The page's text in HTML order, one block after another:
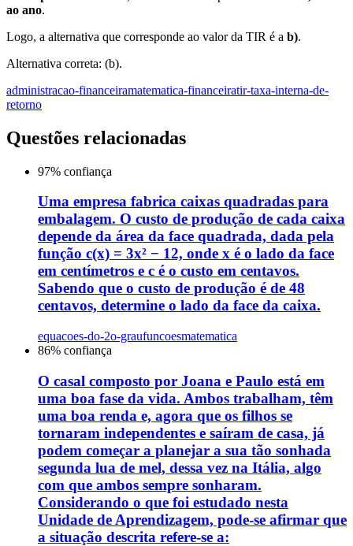
ao ano.
Logo, a alternativa que corresponde ao valor da TIR é a b).
Alternativa correta: (b).
administracao-financeiramatematica-financeiratir-taxa-interna-de-
retorno
Questões relacionadas
97% confiança
Uma empresa fabrica caixas quadradas para
embalagem. O custo de produção de cada caixa
depende da área da face quadrada, dada pela
função c(x) = 3x² − 12, onde x é o lado da face
em centímetros e c é o custo em centavos.
Sabendo que o custo de produção é de 48
centavos, determine o lado da face da caixa.
equacoes-do-2o-graufuncoesmatematica
86% confiança
O casal composto por Joana e Paulo está em
uma boa fase da vida. Ambos trabalham, têm
uma boa renda e, agora que os filhos se
tornaram independentes e saíram de casa, já
podem começar a planejar a sua tão sonhada
segunda lua de mel, dessa vez na Itália, algo
com que ambos sempre sonharam.
Considerando o que foi estudado nesta
Unidade de Aprendizagem, pode-se afirmar que
a situação descrita refere-se a: